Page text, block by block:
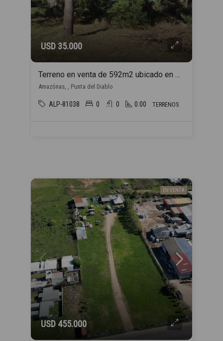
USD 35.000
Terreno en venta de 592m2 ubicado en Punta del Diablo
Amazónas, , Punta del Diablo
ALP-81038 0 0 0.00 TERRENOS
EN VENTA
USD 455.000